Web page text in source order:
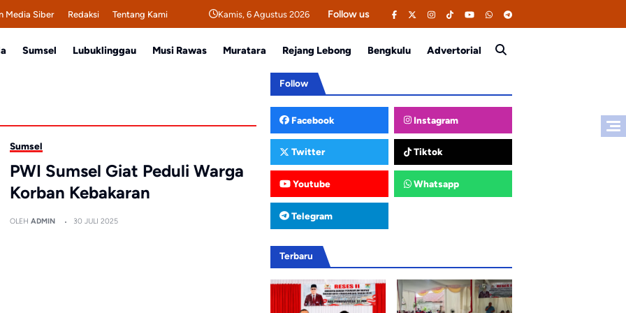
Media Siber Redaksi Tentang Kami Kamis, 6 Agustus 2026 Follow us
Sumsel Lubuklinggau Musi Rawas Muratara Rejang Lebong Bengkulu Advertorial
Sumsel
PWI Sumsel Giat Peduli Warga
Korban Kebakaran
OLEHADMIN 30 JULI 2025
Follow
Facebook Instagram
Twitter Tiktok
Youtube Whatsapp
Telegram
Terbaru